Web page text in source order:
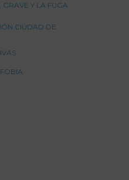
GRAVE Y LA FUGA
CIUDAD DE